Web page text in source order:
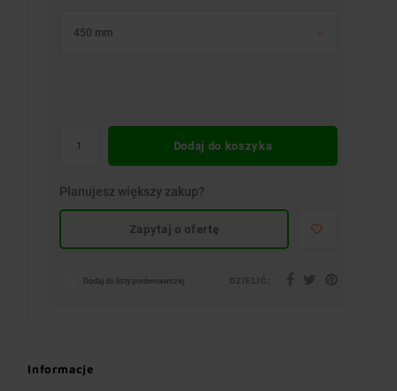
450 mm
Dodaj do koszyka
Planujesz większy zakup?
Zapytaj o ofertę
Dodaj do listy porównawczej
Informacje